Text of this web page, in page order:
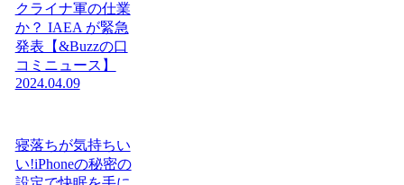
クライナ軍の仕業
か？ IAEA が緊急
発表【&Buzzの口
コミニュース】
2024.04.09
寝落ちが気持ちい
い!iPhoneの秘密の